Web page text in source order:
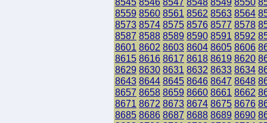
8559 8560 8561 8562 8563 8564
8573 8574 8575 8576 8577 8578
8587 8588 8589 8590 8591 8592
8601 8602 8603 8604 8605 8606
8615 8616 8617 8618 8619 8620
8629 8630 8631 8632 8633 8634
8643 8644 8645 8646 8647 8648
8657 8658 8659 8660 8661 8662
8671 8672 8673 8674 8675 8676
8685 8686 8687 8688 8689 8690